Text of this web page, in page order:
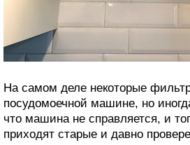
На самом деле некоторые
посудомоечной машине, но
что машина не справляется, и
приходят старые и давно